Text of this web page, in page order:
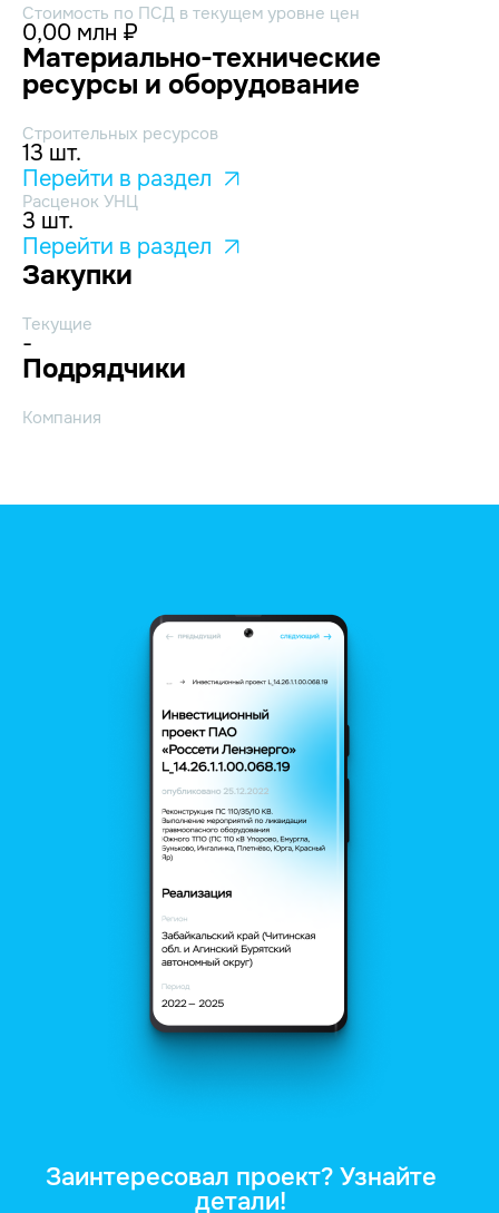
Стоимость по ПСД в текущем уровне цен
0,00 млн ₽
Материально-технические
ресурсы и оборудование
Строительных ресурсов
13 шт.
Перейти в раздел
Расценок УНЦ
3 шт.
Перейти в раздел
Закупки
Текущие
-
Подрядчики
Компания
Заинтересовал проект? Узнайте
детали!